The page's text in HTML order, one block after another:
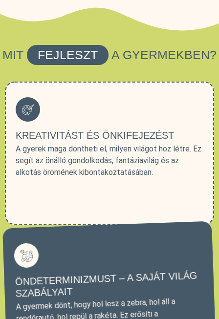
MIT FEJLESZT A GYERMEKBEN?
KREATIVITÁST ÉS ÖNKIFEJEZÉST
A gyerek maga döntheti el, milyen világot hoz létre. Ez
segít az önálló gondolkodás, fantáziavilág és az
alkotás örömének kibontakoztatásában.
ÖNDETERMINIZMUST – A SAJÁT VILÁG
SZABÁLYAIT
A gyermek dönt, hogy hol lesz a zebra, hol áll a
rendőrautó, hol repül a rakéta. Ez erősíti a